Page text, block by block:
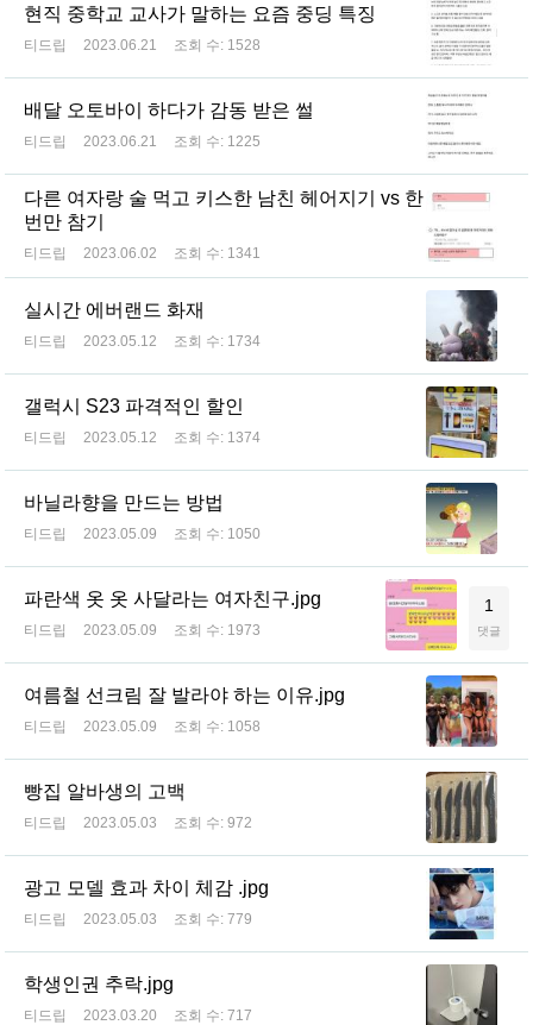
현직 중학교 교사가 말하는 요즘 중딩 특징
티드립 2023.06.21 조회 수: 1528
배달 오토바이 하다가 감동 받은 썰
티드립 2023.06.21 조회 수: 1225
다른 여자랑 술 먹고 키스한 남친 헤어지기 vs 한
번만 참기
티드립 2023.06.02 조회 수: 1341
실시간 에버랜드 화재
티드립 2023.05.12 조회 수: 1734
갤럭시 S23 파격적인 할인
티드립 2023.05.12 조회 수: 1374
바닐라향을 만드는 방법
티드립 2023.05.09 조회 수: 1050
파란색 옷 옷 사달라는 여자친구.jpg
티드립 2023.05.09 조회 수: 1973
1
댓글
여름철 선크림 잘 발라야 하는 이유.jpg
티드립 2023.05.09 조회 수: 1058
빵집 알바생의 고백
티드립 2023.05.03 조회 수: 972
광고 모델 효과 차이 체감 .jpg
티드립 2023.05.03 조회 수: 779
학생인권 추락.jpg
티드립 2023.03.20 조회 수: 717